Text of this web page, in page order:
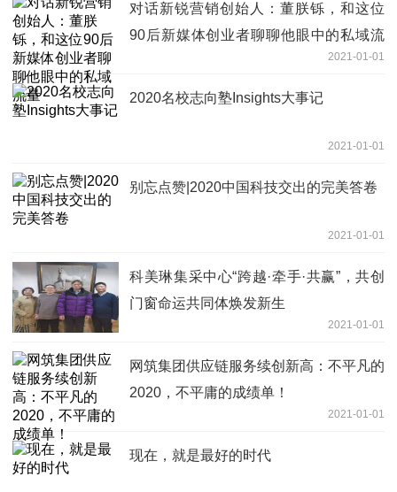
对话新锐营销创始人：董朕铄，和这位
90后新媒体创业者聊聊他眼中的私域流
2021-01-01
2020名校志向塾Insights大事记
2021-01-01
别忘点赞|2020中国科技交出的完美答卷
2021-01-01
科美琳集采中心“跨越·牵手·共赢”，共创
门窗命运共同体焕发新生
2021-01-01
网筑集团供应链服务续创新高：不平凡的
2020，不平庸的成绩单！
2021-01-01
现在，就是最好的时代